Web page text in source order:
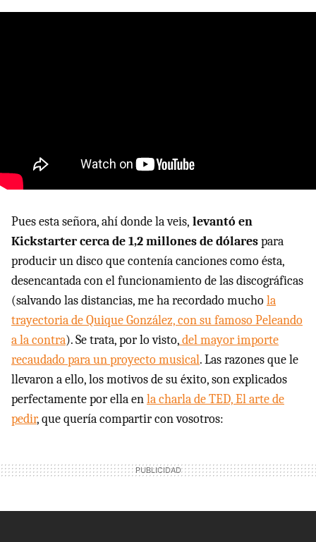
Pues esta señora, ahí donde la veis, levantó en
Kickstarter cerca de 1,2 millones de dólarespara
producir un disco que contenía canciones como ésta,
desencantada con el funcionamiento de las discográficas
(salvando las distancias, me ha recordado muchola
trayectoria de Quique González, con su famoso Peleando
a la contra). Se trata, por lo visto,del mayor importe
recaudado para un proyecto musical. Las razones que le
llevaron a ello, los motivos de su éxito, son explicados
perfectamente por ella enla charla de TED, El arte de
pedir, que quería compartir con vosotros: